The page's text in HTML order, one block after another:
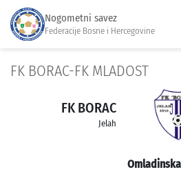
Nogometni savez
Federacije Bosne i Hercegovine
FK BORAC-FK MLADOST
FK BORAC
Jelah